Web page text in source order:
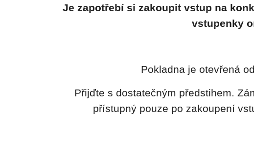
Je zapotřebí si zakoupit vstup na
vstupenky
Pokladna je otevřená
Přijďte s dostatečným předstihem.
přístupný pouze po zakoupení